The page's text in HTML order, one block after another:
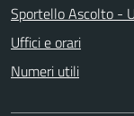
Sportello Ascolto -
Uffici e orari
Numeri utili